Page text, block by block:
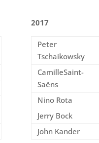
2017
Peter
Tschaikowsky
CamilleSaint-
Saëns
Nino Rota
Jerry Bock
John Kander